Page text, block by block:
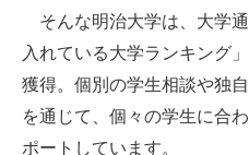
そんな明治大学は、大学
入れている大学ランキング
獲得。個別の学生相談や独
を通じて、個々の学生に合
ポートしています。